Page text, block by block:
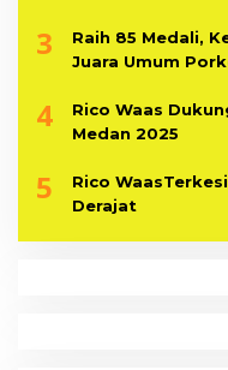
3
Raih 85 Medali,
Juara Umum
4
Rico Waas
Medan 2025
5
Rico
Derajat